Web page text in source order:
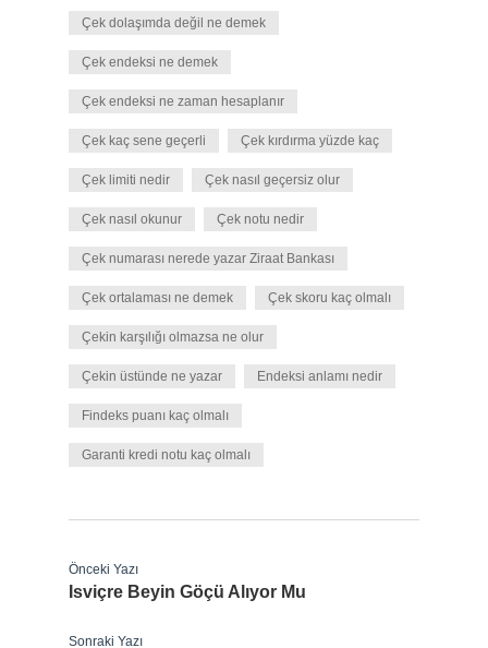
Çek dolaşımda değil ne demek
Çek endeksi ne demek
Çek endeksi ne zaman hesaplanır
Çek kaç sene geçerli Çek kırdırma yüzde kaç
Çek limiti nedir Çek nasıl geçersiz olur
Çek nasıl okunur Çek notu nedir
Çek numarası nerede yazar Ziraat Bankası
Çek ortalaması ne demek Çek skoru kaç olmalı
Çekin karşılığı olmazsa ne olur
Çekin üstünde ne yazar Endeksi anlamı nedir
Findeks puanı kaç olmalı
Garanti kredi notu kaç olmalı
Önceki Yazı
Isviçre Beyin Göçü Alıyor Mu
Sonraki Yazı